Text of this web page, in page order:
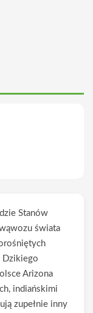
Stanów
świata
Dzikiego
Arizona
indiańskimi
zupełnie inny